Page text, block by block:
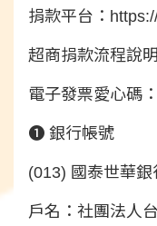
捐款平台：
超商捐款流程說明
電子發票愛心碼
❶ 銀行帳號
(013) 國泰世華
戶名：社團法人